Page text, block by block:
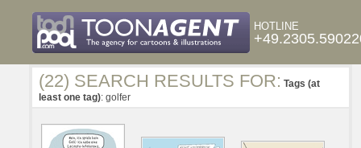
HOTLINE
(22) SEARCH RESULTS FOR: Tags (at
least one tag): golfer